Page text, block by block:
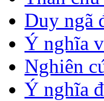
Duy ngã
Ý nghĩa
Nghiên
Ý nghĩa